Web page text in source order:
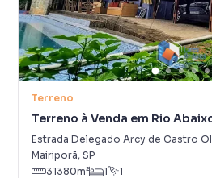
Terreno
Terreno à Venda em Rio
Estrada Delegado Arcy de Castro
Mairiporã, SP
31380m² 1 1